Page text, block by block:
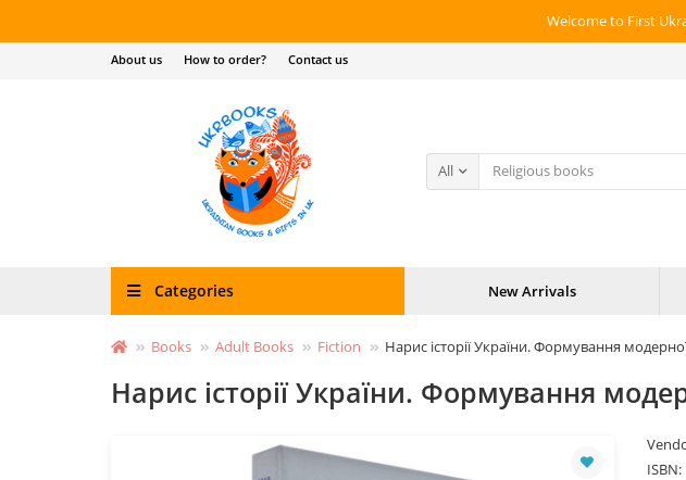
Welcome to First
About us How to order? Contact us
All
Categories New Arrivals
Books Adult Books Fiction Нарис історії України. Формування модерної
Нарис історії України. Формування
ISBN: